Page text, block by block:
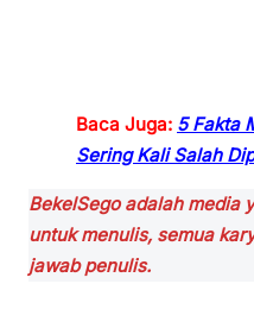
Baca Juga: 5 Fakta
Sering Kali Salah
BekelSego adalah media
untuk menulis, semua
jawab penulis.